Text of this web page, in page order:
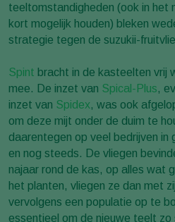
teeltomstandigheden (ook in het
kort mogelijk houden) bleken
strategie tegen de suzukii-
Spint bracht in de kasteelten vrij
mee. De inzet van Spical-Plus,
inzet van Spidex, was ook
om deze mijt onder de duim te
daarentegen op veel bedrijven in
en nog steeds. De vliegen
najaar rond de kas, op alles wat
het planten, vliegen ze dan met
vervolgens een populatie op te
essentieel om de nieuwe teelt zo